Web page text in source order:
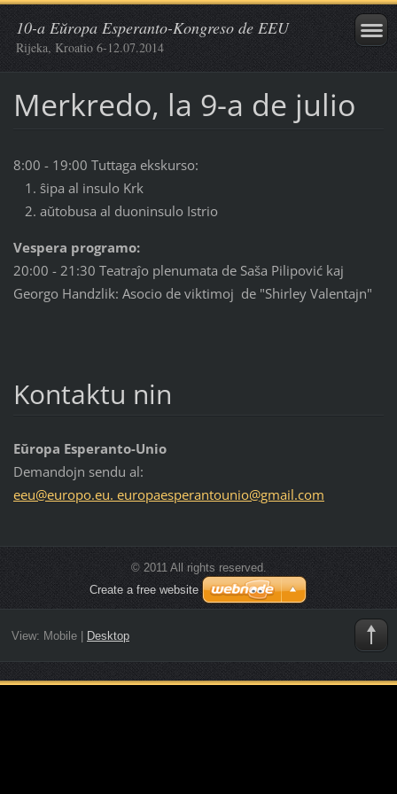
10-a Eŭropa Esperanto-Kongreso de EEU
Rijeka, Kroatio 6-12.07.2014
Merkredo, la 9-a de julio
8:00 - 19:00 Tuttaga ekskurso:
ŝipa al insulo Krk
aŭtobusa al duoninsulo Istrio
Vespera programo:
20:00 - 21:30 Teatraĵo plenumata de Saša Pilipović kaj
Georgo Handzlik: Asocio de viktimoj de "Shirley Valentajn"
Kontaktu nin
Eŭropa Esperanto-Unio
Demandojn sendu al:
eeu@europo.eu. europaesperantounio@gmail.com
© 2011 All rights reserved.
Create a free website
View: Mobile| Desktop